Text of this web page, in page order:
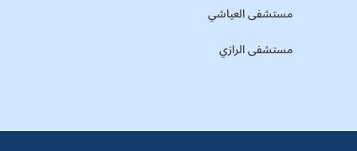
مستشفى العياشي
مستشفى الرازي